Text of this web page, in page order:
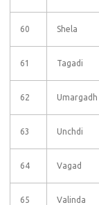
60 Shela
61 Tagadi
62 Umargadh
63 Unchdi
64 Vagad
65 Valinda